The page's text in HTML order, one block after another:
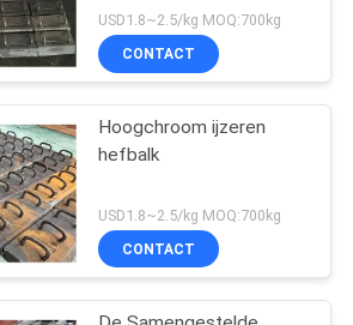
Molendelen, Slijtvaste
EB2009
USD1.8~2.5/kg MOQ:700kg
CONTACT
Hoogchroom ijzeren
hefbalk
USD1.8~2.5/kg MOQ:700kg
CONTACT